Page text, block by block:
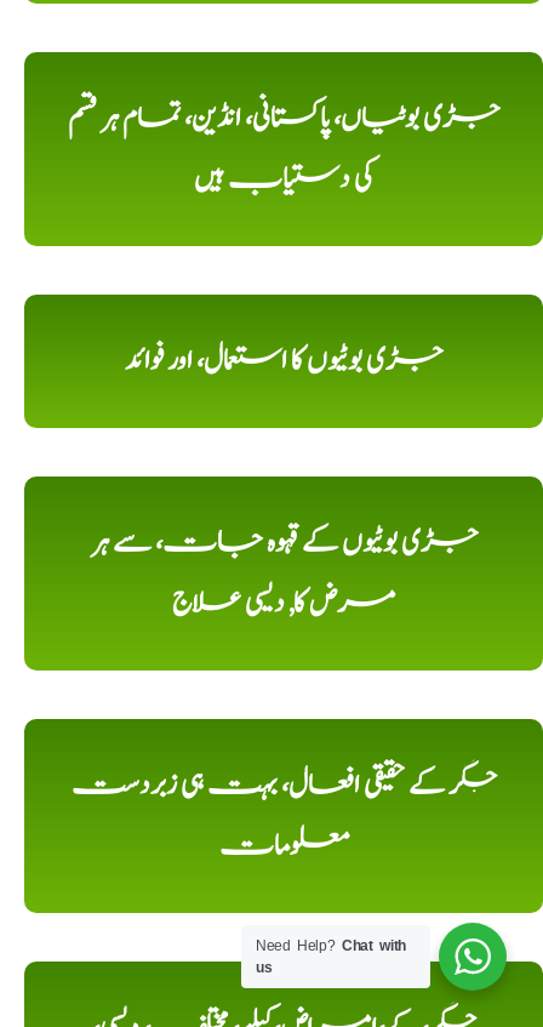
جڑی بوٹیاں، پاکستانی، انڈین، تمام ہر قسم
کی دستیاب ہیں
جڑی بوٹیوں کا استعمال، اور فوائد
جڑی بوٹیوں کے قہوہ جات، سے ہر
مرض کا, دیسی علاج
جگر کے حقیقی افعال، بہت ہی زبردست
معلومات
Need Help?Chat with
us